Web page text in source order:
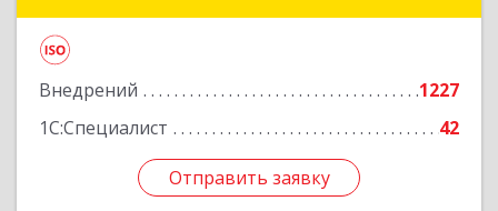
Внедрений
1227
1С:Специалист
42
Отправить заявку
Подробнее
Отправить заявку